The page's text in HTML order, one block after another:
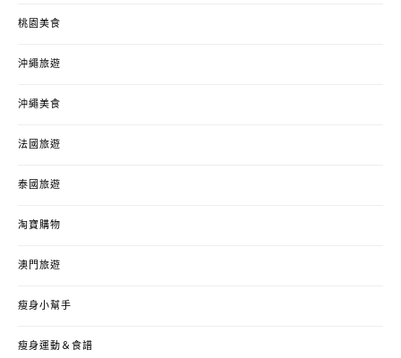
桃園美食
沖繩旅遊
沖繩美食
法國旅遊
泰國旅遊
淘寶購物
澳門旅遊
瘦身小幫手
瘦身運動＆食譜